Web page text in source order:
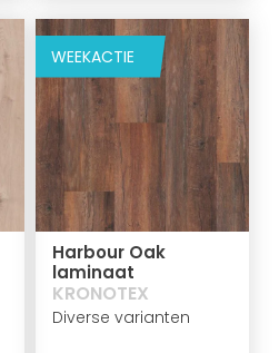
WEEKACTIE
Harbour Oak
laminaat
KRONOTEX
Diverse varianten